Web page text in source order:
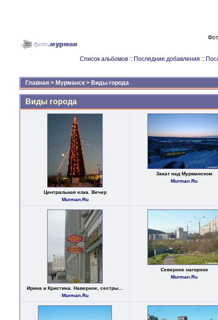
Список альбомов :: Последние добавления ::
Главная > Мурманск > Виды города
Виды города
Центральная елка. Вечер
Murman.Ru
Закат над Мурманском
Murman.Ru
Ирина и Кристина. Наверное, сестры...
Murman.Ru
Северное нагорное
Murman.Ru